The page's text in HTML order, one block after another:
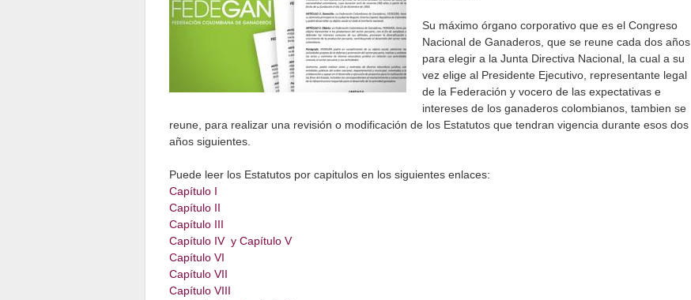
Su máximo órgano corporativo que es el Congreso
Nacional de Ganaderos, que se reune cada dos años
para elegir a la Junta Directiva Nacional, la cual a su
vez elige al Presidente Ejecutivo, representante legal
de la Federación y vocero de las expectativas e
intereses de los ganaderos colombianos, tambien se
reune, para realizar una revisión o modificación de los Estatutos que tendran vigencia durante esos dos
años siguientes.
Puede leer los Estatutos por capitulos en los siguientes enlaces:
Capítulo I
Capítulo II
Capítulo III
Capítulo IV y Capítulo V
Capítulo VI
Capítulo VII
Capítulo VIII